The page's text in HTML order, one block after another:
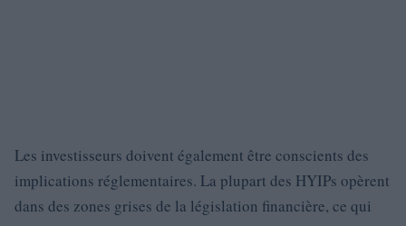
Les investisseurs doivent également être conscients des
implications réglementaires. La plupart des HYIPs opèrent
dans des zones grises de la législation financière, ce qui